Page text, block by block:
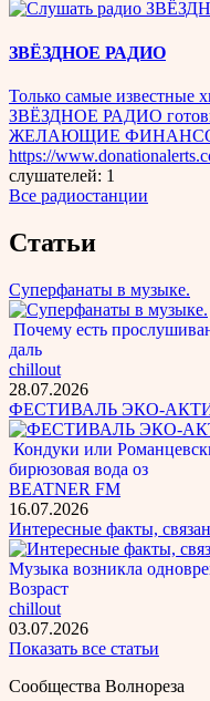
ЗВЁЗДНОЕ РАДИО
Только самые
ЗВЁЗДНОЕ РАДИО
ЖЕЛАЮЩИЕ
https://
слушателей: 1
Все радиостанции
Статьи
Суперфанаты в музыке.
Почему есть
даль
chillout
28.07.2026
ФЕСТИВАЛЬ ЭКО-
Кондуки или
бирюзовая вода оз
BEATNER FM
16.07.2026
Интересные факты,
Музыка возникла
Возраст
chillout
03.07.2026
Показать все статьи
Сообщества Волнореза